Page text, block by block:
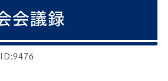
会議録
ID:9476